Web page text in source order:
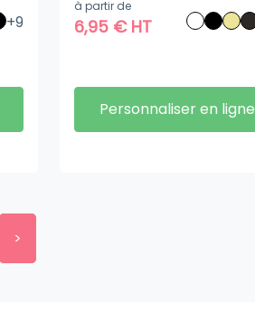
+9
à partir de
6,95 €HT
Personnaliser en ligne
>